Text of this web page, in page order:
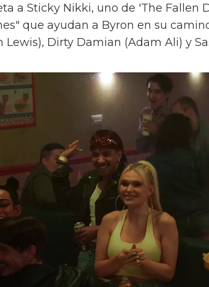
a Sticky Nikki, uno de 'The Fallen
que ayudan a Byron en su
Lewis), Dirty Damian (Adam Ali) y